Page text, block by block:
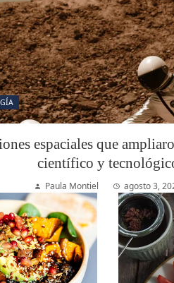
espaciales que
científico y
Paula Montiel agosto 3,